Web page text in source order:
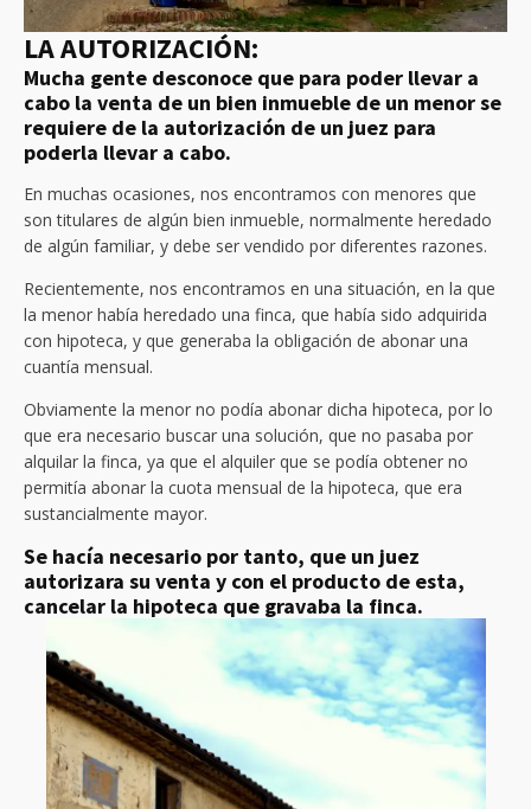
LA AUTORIZACIÓN:
Mucha gente desconoce que para poder llevar a
cabo la venta de un bien inmueble de un menor se
requiere de la autorización de un juez para
poderla llevar a cabo.
En muchas ocasiones, nos encontramos con menores que
son titulares de algún bien inmueble, normalmente heredado
de algún familiar, y debe ser vendido por diferentes razones.
Recientemente, nos encontramos en una situación, en la que
la menor había heredado una finca, que había sido adquirida
con hipoteca, y que generaba la obligación de abonar una
cuantía mensual.
Obviamente la menor no podía abonar dicha hipoteca, por lo
que era necesario buscar una solución, que no pasaba por
alquilar la finca, ya que el alquiler que se podía obtener no
permitía abonar la cuota mensual de la hipoteca, que era
sustancialmente mayor.
Se hacía necesario por tanto, que un juez
autorizara su venta y con el producto de esta,
cancelar la hipoteca que gravaba la finca.